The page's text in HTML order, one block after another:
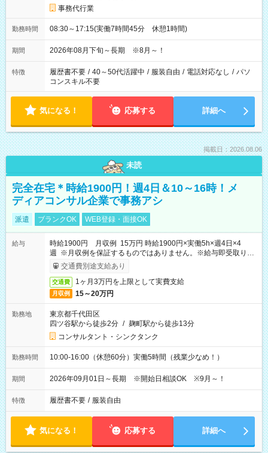
事務代行業
勤務時間 08:30～17:15(実働7時間45分 休憩1時間)
期間 2026年08月下旬～長期 ※8月～！
特徴 履歴書不要 / 40～50代活躍中 / 服装自由 / 電話対応なし / パソ
コンスキル不要
気になる！ 応募する 詳細へ
掲載日：2026.08.06
未読
完全在宅＊時給1900円！週4日＆10～16時！メ
ディアコンサル企業で事務アシ
派遣 ブランクOK WEB登録・面接OK
給与
時給1900円 月収例 15万円 時給1900円×実働5h×週4日×4
週 ※月収例を保証するものではありません。※給与即受取りサ
ービス利用可（利用条件有）
交通費別途支給あり
交通費 1ヶ月3万円を上限として実費支給
月収例 15～20万円
勤務地
東京都千代田区
四ツ谷駅から徒歩2分 / 麹町駅から徒歩13分
コンサルタント・シンクタンク
勤務時間 10:00-16:00（休憩60分）実働5時間（残業少なめ！）
期間 2026年09月01日～長期 ※開始日相談OK ※9月～！
特徴 履歴書不要 / 服装自由
気になる！ 応募する 詳細へ